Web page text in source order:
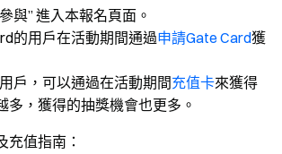
與” 進入本報名頁面。
的用戶在活動期間通過申請Gate Card獲
戶，可以通過在活動期間充值卡來獲得
多，獲得的抽獎機會也更多。
充值指南：